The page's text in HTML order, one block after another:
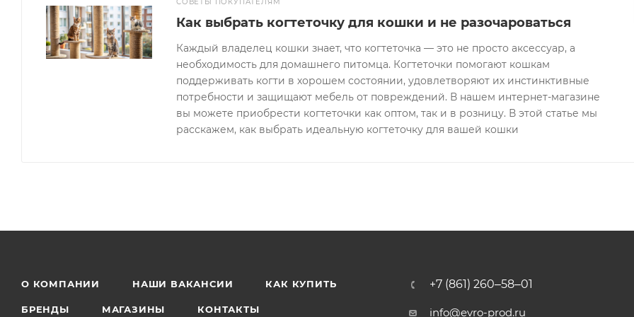
Как выбрать когтеточку для кошки и не разочароваться
Каждый владелец кошки знает, что когтеточка — это не просто аксессуар, а
необходимость для домашнего питомца. Когтеточки помогают кошкам
поддерживать когти в хорошем состоянии, удовлетворяют их инстинктивные
потребности и защищают мебель от повреждений. В нашем интернет-магазине
вы можете приобрести когтеточки как оптом, так и в розницу. В этой статье мы
расскажем, как выбрать идеальную когтеточку для вашей кошки
О КОМПАНИИ НАШИ ВАКАНСИИ КАК КУПИТЬ
БРЕНДЫ МАГАЗИНЫ КОНТАКТЫ
+7 (861) 260‒58‒01
info@evro-prod.ru